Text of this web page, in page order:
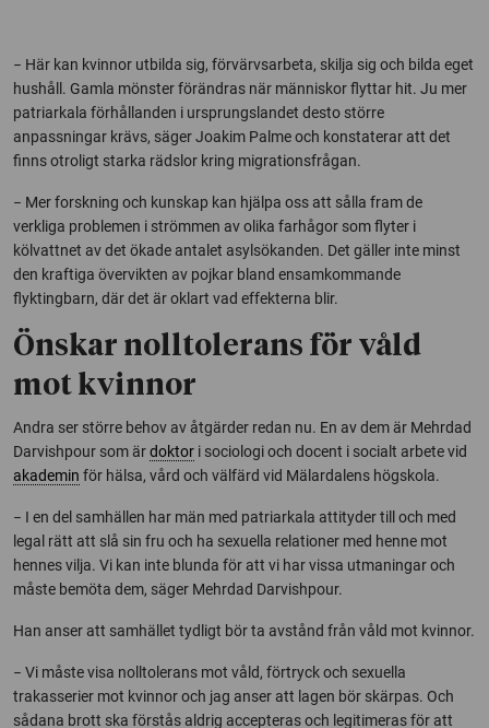
− Här kan kvinnor utbilda sig, förvärvsarbeta, skilja sig och bilda eget
hushåll. Gamla mönster förändras när människor flyttar hit. Ju mer
patriarkala förhållanden i ursprungslandet desto större
anpassningar krävs, säger Joakim Palme och konstaterar att det
finns otroligt starka rädslor kring migrationsfrågan.
− Mer forskning och kunskap kan hjälpa oss att sålla fram de
verkliga problemen i strömmen av olika farhågor som flyter i
kölvattnet av det ökade antalet asylsökanden. Det gäller inte minst
den kraftiga övervikten av pojkar bland ensamkommande
flyktingbarn, där det är oklart vad effekterna blir.
Önskar nolltolerans för våld
mot kvinnor
Andra ser större behov av åtgärder redan nu. En av dem är Mehrdad
Darvishpour som ärdoktor i sociologi och docent i socialt arbete vid
akademin för hälsa, vård och välfärd vid Mälardalens högskola.
− I en del samhällen har män med patriarkala attityder till och med
legal rätt att slå sin fru och ha sexuella relationer med henne mot
hennes vilja. Vi kan inte blunda för att vi har vissa utmaningar och
måste bemöta dem, säger Mehrdad Darvishpour.
Han anser att samhället tydligt bör ta avstånd från våld mot kvinnor.
− Vi måste visa nolltolerans mot våld, förtryck och sexuella
trakasserier mot kvinnor och jag anser att lagen bör skärpas. Och
sådana brott ska förstås aldrig accepteras och legitimeras för att